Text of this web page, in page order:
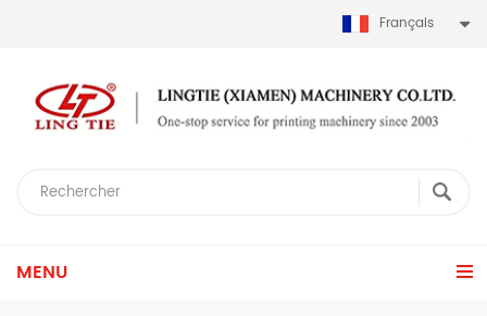
Français
MENU